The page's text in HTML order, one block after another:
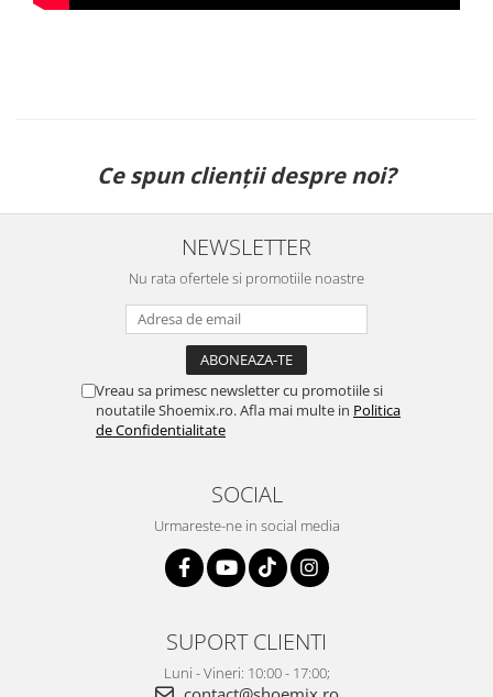
Ce spun clienții despre noi?
NEWSLETTER
Nu rata ofertele si promotiile noastre
Vreau sa primesc newsletter cu promotiile si
noutatile Shoemix.ro. Afla mai multe in Politica
de Confidentialitate
SOCIAL
Urmareste-ne in social media
SUPORT CLIENTI
Luni - Vineri: 10:00 - 17:00;